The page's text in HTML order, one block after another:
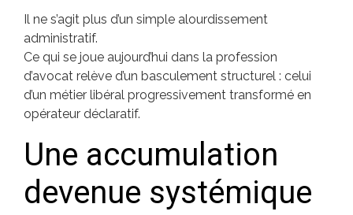
Il ne s’agit plus d’un simple alourdissement
administratif.
Ce qui se joue aujourd’hui dans la profession
d’avocat relève d’un basculement structurel : celui
d’un métier libéral progressivement transformé en
opérateur déclaratif.
Une accumulation
devenue systémique